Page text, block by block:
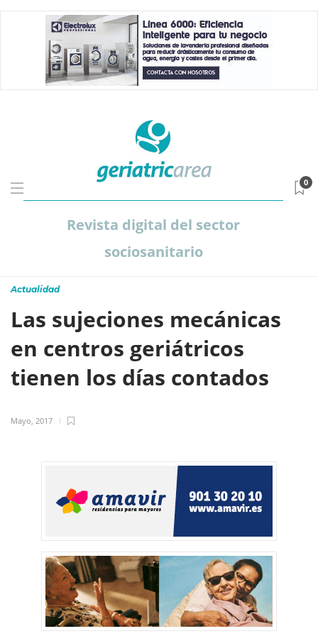
Revista digital del sector
sociosanitario
0
Actualidad
Las sujeciones mecánicas
en centros geriátricos
tienen los días contados
Mayo, 2017